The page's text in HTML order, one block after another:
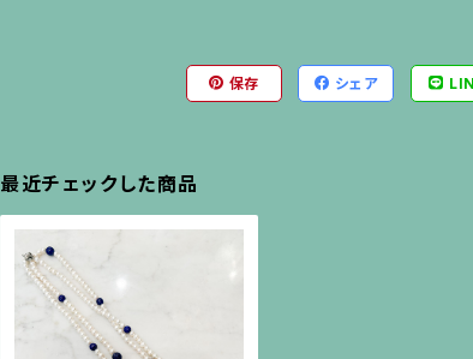
保存 シェア
最近チェックした商品